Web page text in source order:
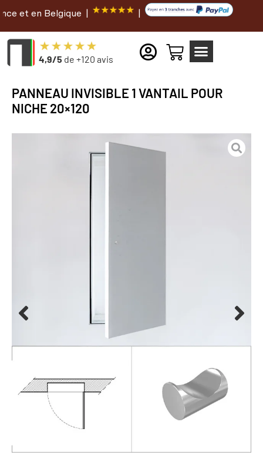
Belgique | |
4,9/5 de +120 avis
PANNEAU INVISIBLE 1 VANTAIL POUR
NICHE 20×120